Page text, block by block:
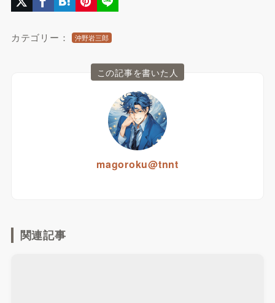
カテゴリー： 沖野岩三郎
この記事を書いた人
magoroku@tnnt
関連記事